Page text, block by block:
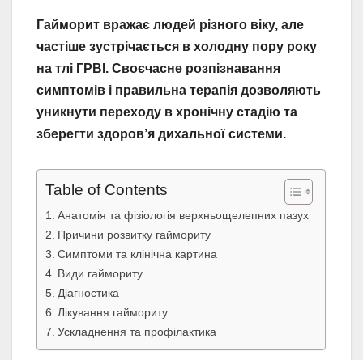
Гайморит вражає людей різного віку, але
частіше зустрічається в холодну пору року
на тлі ГРВІ. Своєчасне розпізнавання
симптомів і правильна терапія дозволяють
уникнути переходу в хронічну стадію та
зберегти здоров’я дихальної системи.
Table of Contents
Анатомія та фізіологія верхньощелепних пазух
Причини розвитку гаймориту
Симптоми та клінічна картина
Види гаймориту
Діагностика
Лікування гаймориту
Ускладнення та профілактика